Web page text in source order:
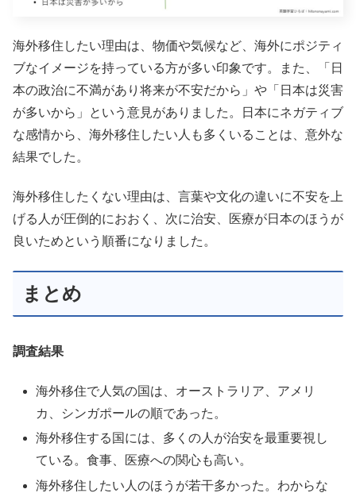
海外移住したい理由は、物価や気候など、海外にポジティ
ブなイメージを持っている方が多い印象です。また、「日
本の政治に不満があり将来が不安だから」や「日本は災害
が多いから」という意見がありました。日本にネガティブ
な感情から、海外移住したい人も多くいることは、意外な
結果でした。
海外移住したくない理由は、言葉や文化の違いに不安を上
げる人が圧倒的におおく、次に治安、医療が日本のほうが
良いためという順番になりました。
まとめ
調査結果
海外移住で人気の国は、オーストラリア、アメリ
カ、シンガポールの順であった。
海外移住する国には、多くの人が治安を最重要視し
ている。食事、医療への関心も高い。
海外移住したい人のほうが若干多かった。わからな